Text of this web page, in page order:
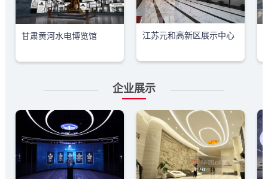
甘肃黄河水电博览馆 江苏元和高新区展示中心
企业展示